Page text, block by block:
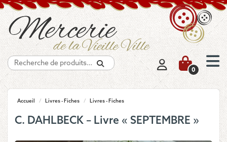
Recherche
0
Accueil / Livres - Fiches / Livres - Fiches
C. DAHLBECK – Livre « SEPTEMBRE »